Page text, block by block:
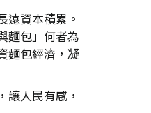
遠資本積累。
麵包」何者為
麵包經濟，凝
人民有感，